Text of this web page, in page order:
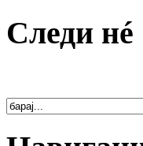
Следи нé